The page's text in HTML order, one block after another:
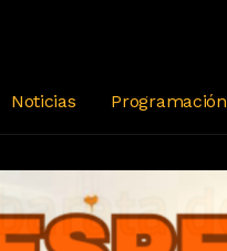
Noticias Programación